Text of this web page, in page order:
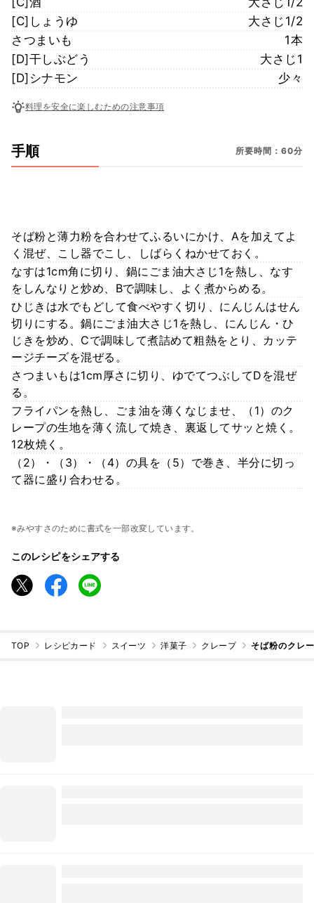
[C]しょうゆ
大さじ1/2
さつまいも
1本
[D]干しぶどう
大さじ1
[D]シナモン
少々
料理を安全に楽しむための注意事項
手順 所要時間：60分
そば粉と薄力粉を合わせてふるいにかけ、Aを加えてよ
く混ぜ、こし器でこし、しばらくねかせておく。
なすは1cm角に切り、鍋にごま油大さじ1を熱し、なす
をしんなりと炒め、Bで調味し、よく煮からめる。
ひじきは水でもどして食べやすく切り、にんじんはせん
切りにする。鍋にごま油大さじ1を熱し、にんじん・ひ
じきを炒め、Cで調味して煮詰めて粗熱をとり、カッテ
ージチーズを混ぜる。
さつまいもは1cm厚さに切り、ゆでてつぶしてDを混ぜ
る。
フライパンを熱し、ごま油を薄くなじませ、（1）のク
レープの生地を薄く流して焼き、裏返してサッと焼く。
12枚焼く。
（2）・（3）・（4）の具を（5）で巻き、半分に切っ
て器に盛り合わせる。
※みやすさのために書式を一部改変しています。
このレシピをシェアする
TOP レシピカード スイーツ 洋菓子 クレープ そば粉のクレ